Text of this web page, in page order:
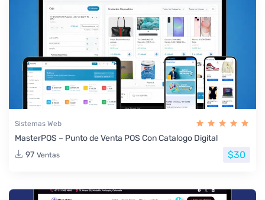
Sistemas Web
MasterPOS – Punto de Venta POS Con Catalogo Digital
97 Ventas $30